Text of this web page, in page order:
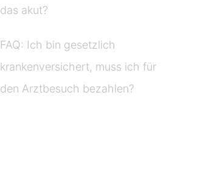
das akut?
FAQ: Ich bin gesetzlich
krankenversichert, muss ich für
den Arztbesuch bezahlen?